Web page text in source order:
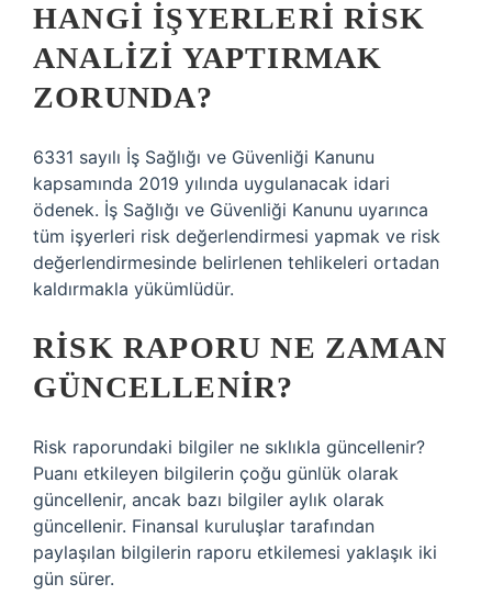
HANGI IŞYERLERI RISK
ANALIZI YAPTIRMAK
ZORUNDA?
6331 sayılı İş Sağlığı ve Güvenliği Kanunu
kapsamında 2019 yılında uygulanacak idari
ödenek. İş Sağlığı ve Güvenliği Kanunu uyarınca
tüm işyerleri risk değerlendirmesi yapmak ve risk
değerlendirmesinde belirlenen tehlikeleri ortadan
kaldırmakla yükümlüdür.
RISK RAPORU NE ZAMAN
GÜNCELLENIR?
Risk raporundaki bilgiler ne sıklıkla güncellenir?
Puanı etkileyen bilgilerin çoğu günlük olarak
güncellenir, ancak bazı bilgiler aylık olarak
güncellenir. Finansal kuruluşlar tarafından
paylaşılan bilgilerin raporu etkilemesi yaklaşık iki
gün sürer.